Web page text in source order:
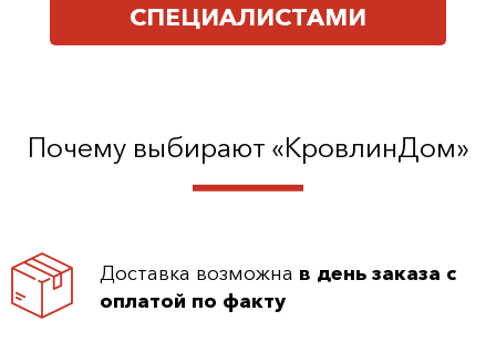
СПЕЦИАЛИСТАМИ
Почему выбирают «КровлинДом»
Доставка возможна в день заказа с
оплатой по факту